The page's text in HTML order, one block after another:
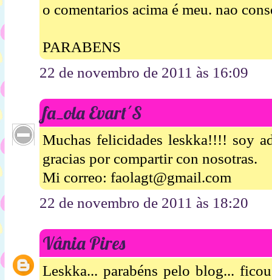
o comentarios acima é meu. nao
PARABENS
22 de novembro de 2011 às 16:09
fa_ola Evart´S
Muchas felicidades leskka!!!! soy
gracias por compartir con nosotras.
Mi correo: faolagt@gmail.com
22 de novembro de 2011 às 18:20
Vânia Pires
Leskka... parabéns pelo blog...